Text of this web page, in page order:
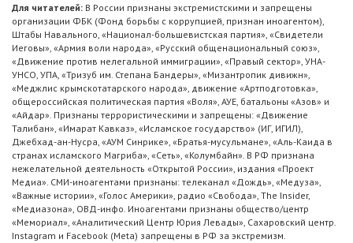
Для читателей: В России признаны экстремистскими и запрещены
организации ФБК (Фонд борьбы с коррупцией, признан иноагентом),
Штабы Навального, «Национал-большевистская партия», «Свидетели
Иеговы», «Армия воли народа», «Русский общенациональный союз»,
«Движение против нелегальной иммиграции», «Правый сектор», УНА-
УНСО, УПА, «Тризуб им. Степана Бандеры», «Мизантропик дивижн»,
«Меджлис крымскотатарского народа», движение «Артподготовка»,
общероссийская политическая партия «Воля», АУЕ, батальоны «Азов» и
«Айдар». Признаны террористическими и запрещены: «Движение
Талибан», «Имарат Кавказ», «Исламское государство» (ИГ, ИГИЛ),
Джебхад-ан-Нусра, «АУМ Синрике», «Братья-мусульмане», «Аль-Каида в
странах исламского Магриба», «Сеть», «Колумбайн». В РФ признана
нежелательной деятельность «Открытой России», издания «Проект
Медиа». СМИ-иноагентами признаны: телеканал «Дождь», «Медуза»,
«Важные истории», «Голос Америки», радио «Свобода», The Insider,
«Медиазона», ОВД-инфо. Иноагентами признаны общество/центр
«Мемориал», «Аналитический Центр Юрия Левады», Сахаровский центр.
Instagram и Facebook (Metа) запрещены в РФ за экстремизм.